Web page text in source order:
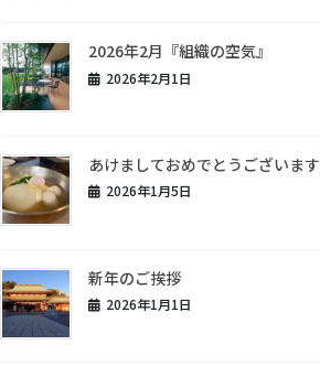
2026年2月『組織の空気』
2026年2月1日
あけましておめでとうございます
2026年1月5日
新年のご挨拶
2026年1月1日